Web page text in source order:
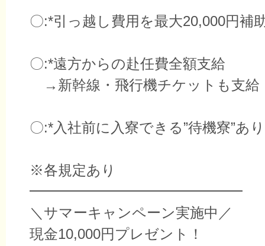
〇:*引っ越し費用を最大20,000円補
〇:*遠方からの赴任費全額支給
→新幹線・飛行機チケットも支給
〇:*入社前に入寮できる”待機寮”あり
※各規定あり
━━━━━━━━━━━━━━━
＼サマーキャンペーン実施中／
現金10,000円プレゼント！